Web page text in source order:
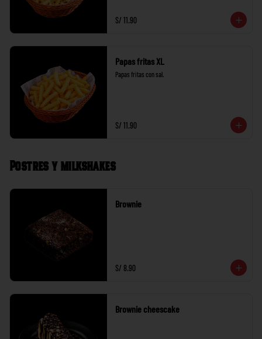
S/ 11.90
Papas fritas XL
Papas fritas con sal.
S/ 11.90
Postres y milkshakes
Brownie
S/ 8.90
Brownie cheescake